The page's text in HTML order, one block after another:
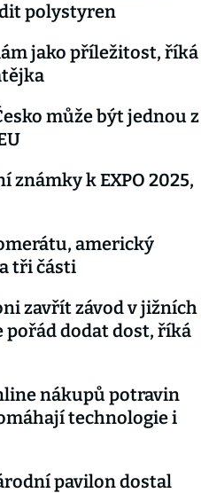
polystyren
jako příležitost, říká
může být jednou z
známky k EXPO 2025,
americký
tři části
zavřít závod v jižních
pořád dodat dost, říká
nákupů potravin
technologie i
pavilon dostal